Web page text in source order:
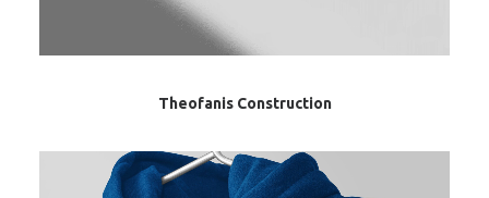
Theofanis Construction